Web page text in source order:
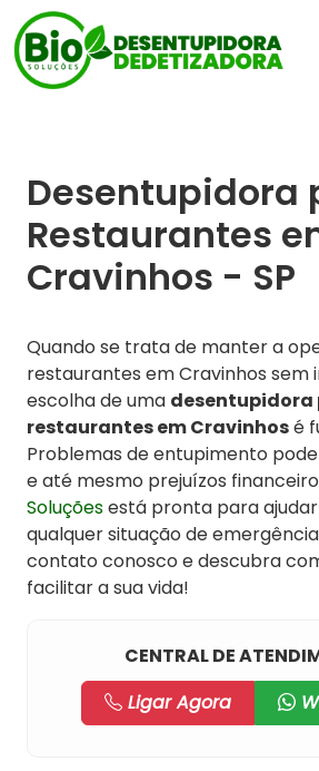
Desentupidora
Restaurantes
Cravinhos - SP
Quando se trata de manter a
restaurantes em Cravinhos sem
escolha de uma desentupidora
restaurantes em Cravinhosé
Problemas de entupimento
e até mesmo prejuízos
Soluçõesestá pronta para
qualquer situação de
contato conosco e descubra
facilitar a sua vida!
CENTRAL DE
Ligar Agora